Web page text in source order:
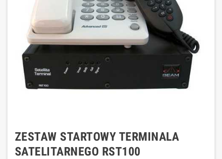
ZESTAW STARTOWY TERMINALA
SATELITARNEGO RST100